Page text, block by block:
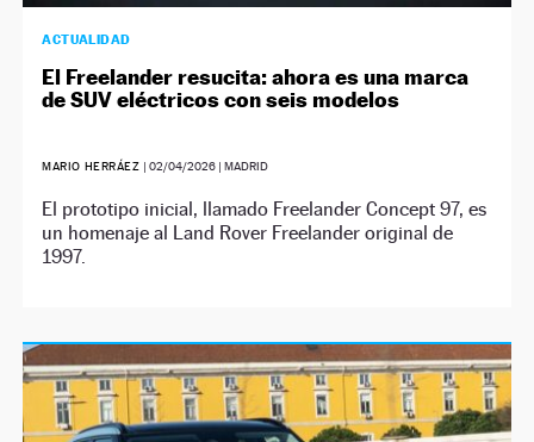
ACTUALIDAD
El Freelander resucita: ahora es una marca
de SUV eléctricos con seis modelos
MARIO HERRÁEZ | 02/04/2026| MADRID
El prototipo inicial, llamado Freelander Concept 97, es
un homenaje al Land Rover Freelander original de
1997.